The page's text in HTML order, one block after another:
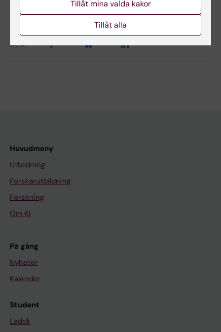
2026-08-08
Dela
Huvudmeny
Utbildning
Forskarutbildning
Forskning
Om KI
På gång
Nyheter
Kalender
Student
Ladok
Tillåt mina valda kakor
Tillåt alla